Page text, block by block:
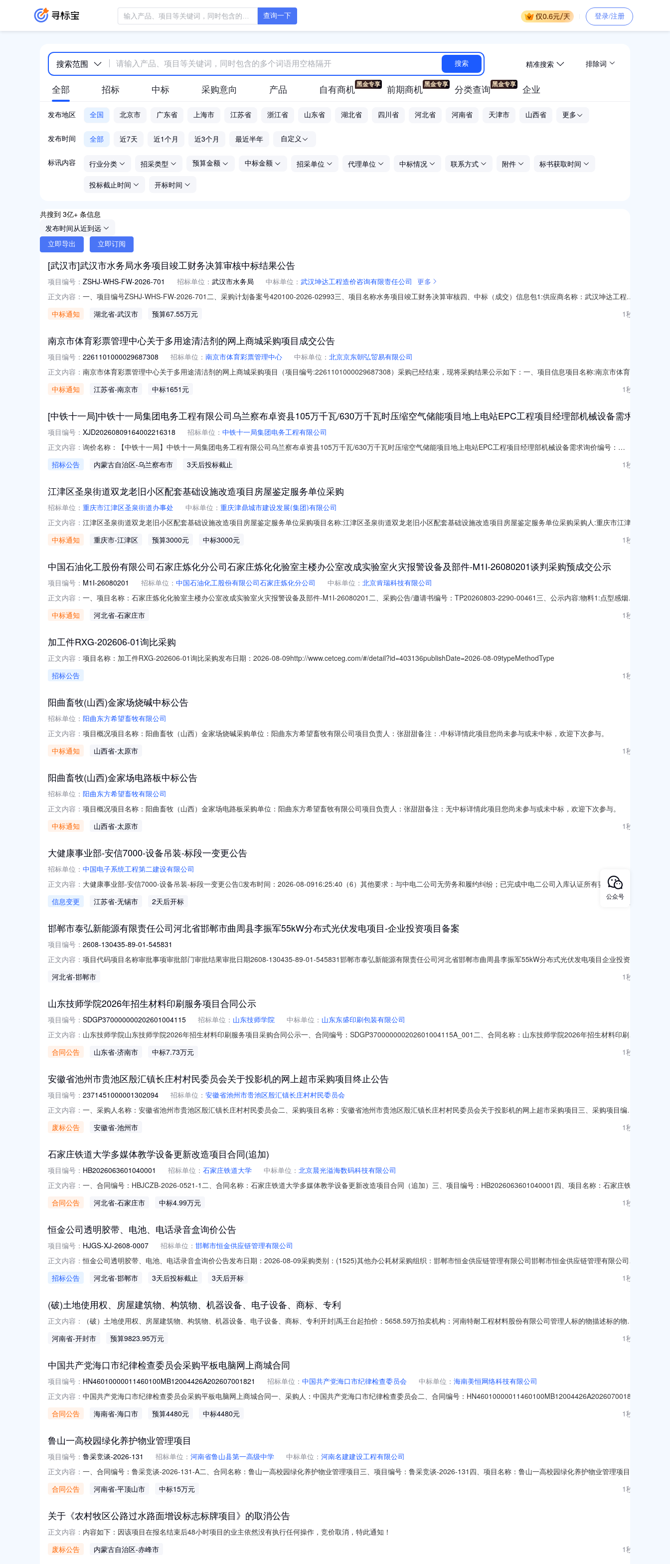
查询一下 登录/注册
搜索范围 搜索 精准搜索 排除词
全部 招标 中标 采购意向 产品 自有商机 前期商机 分类查询 企业
发布地区 全国 北京市 广东省 上海市 江苏省 浙江省 山东省 湖北省 四川省 河北省 河南省 天津市 山西省 更多
发布时间 全部 近7天 近1个月 近3个月 最近半年 自定义
标讯内容 行业分类 招采类型 预算金额 中标金额 招采单位 代理单位 中标情况 联系方式 附件 标书获取时间
投标截止时间 开标时间
共搜到 3亿+ 条信息
发布时间从近到远
立即导出 立即订阅
[武汉市]武汉市水务局水务项目竣工财务决算审核中标结果公告
项目编号： ZSHJ-WHS-FW-2026-701 招标单位： 武汉市水务局 中标单位： 武汉坤达工程造价咨询有限责任公司 更多
正文内容： 一、项目编号ZSHJ-WHS-FW-2026-701二、采购计划备案号420100-2026-02993三、项目名称水务项目竣工财务决算审核四、中标（成交）信息包1:供应商名称：武汉坤达工程造
法:88.30分包2:供应商名称：武汉博信联合会计师事务所(联合体：湖北江驰量衡建设项目管理有限公司)供应商地址：湖北省武汉市江岸区黄石路汉港大厦19-D室
中标通知 湖北省-武汉市 预算67.55万元 1秒前
南京市体育彩票管理中心关于多用途清洁剂的网上商城采购项目成交公告
项目编号： 2261101000029687308 招标单位： 南京市体育彩票管理中心 中标单位： 北京京东朝弘贸易有限公司
正文内容： 南京市体育彩票管理中心关于多用途清洁剂的网上商城采购项目（项目编号:2261101000029687308）采购已经结束，现将采购结果公示如下：一、项目信息项目名称:南京市体育彩
码:320199项目所在行政区划名称:南京市本级报价起止时间:-二、采购单位信息采购单位名称:南京市体育彩票管理中心采购单位地址:/采购单位联系人和联系方式:采购单位统
中标通知 江苏省-南京市 中标1651元 1秒前
[中铁十一局]中铁十一局集团电务工程有限公司乌兰察布卓资县105万千瓦/630万千瓦时压缩空气储能项目地上电站EPC工程项目经理部机械设备需求
项目编号： XJD20260809164002216318 招标单位： 中铁十一局集团电务工程有限公司
正文内容： 询价名称：【中铁十一局】中铁十一局集团电务工程有限公司乌兰察布卓资县105万千瓦/630万千瓦时压缩空气储能项目地上电站EPC工程项目经理部机械设备需求询价编号：
08-0916:54:10报价截止时间：2026-08-1223:59:59
招标公告 内蒙古自治区-乌兰察布市 3天后投标截止 1秒前
江津区圣泉街道双龙老旧小区配套基础设施改造项目房屋鉴定服务单位采购
招标单位： 重庆市江津区圣泉街道办事处 中标单位： 重庆津鼎城市建设发展(集团)有限公司
正文内容： 江津区圣泉街道双龙老旧小区配套基础设施改造项目房屋鉴定服务单位采购项目名称:江津区圣泉街道双龙老旧小区配套基础设施改造项目房屋鉴定服务单位采购采购人:重庆市江津区
测所需服务类型:检验检测服务，建设工程质量检测服务金额:￥3,000.00元金额说明:该服务采购价为0.3万元，中选中介机构的报价即为合同价格。选取时间:2026-07-3113:00
中标通知 重庆市-江津区 预算3000元 中标3000元 1秒前
中国石油化工股份有限公司石家庄炼化分公司石家庄炼化化验室主楼办公室改成实验室火灾报警设备及部件-M1I-26080201谈判采购预成交公示
项目编号： M1I-26080201 招标单位： 中国石油化工股份有限公司石家庄炼化分公司 中标单位： 北京肯瑞科技有限公司
正文内容： 一、项目名称：石家庄炼化化验室主楼办公室改成实验室火灾报警设备及部件-M1I-26080201二、采购公告/邀请书编号：TP20260803-2290-00461三、公示内容:物料1:点型感烟火
4/42026-07-303石家庄友邦科技有限公司备选供应商4/42026-07-304徐州市淮海消防器材有限公司备选供应商4/42026-
中标通知 河北省-石家庄市 1秒前
加工件RXG-202606-01询比采购
正文内容： 项目名称：加工件RXG-202606-01询比采购发布日期：2026-08-09http://www.cetceg.com/#/detail?id=403136publishDate=2026-08-09typeMethodType
招标公告
1秒前
阳曲畜牧(山西)金家场烧碱中标公告
招标单位： 阳曲东方希望畜牧有限公司
正文内容： 项目概况项目名称：阳曲畜牧（山西）金家场烧碱采购单位：阳曲东方希望畜牧有限公司项目负责人：张甜甜备注：.中标详情此项目您尚未参与或未中标，欢迎下次参与。
中标通知
山西省-太原市 1秒前
阳曲畜牧(山西)金家场电路板中标公告
招标单位： 阳曲东方希望畜牧有限公司
正文内容： 项目概况项目名称：阳曲畜牧（山西）金家场电路板采购单位：阳曲东方希望畜牧有限公司项目负责人：张甜甜备注：无中标详情此项目您尚未参与或未中标，欢迎下次参与。
中标通知
山西省-太原市 1秒前
大健康事业部-安信7000-设备吊装-标段一变更公告
招标单位： 中国电子系统工程第二建设有限公司
正文内容： 大健康事业部-安信7000-设备吊装-标段一变更公告发布时间：2026-08-0916:25:40（6）其他要求：与中电二公司无劳务和履约纠纷；已完成中电二公司入库认证所有要求的供应
商。3.2供应商不得存在下列情形之一：（1）处于被责令停产停业、暂扣或者吊销执照、暂扣或者吊销许可证、吊销资质证书状态；（2）进入清算程序，或被宣告破产，或其他丧失
履约能力的情形；（3）其他：/3.3本次采购不接受联合体。联合体参加谈判采购活动的，联合体应满足本条第3.1款规定的要求，且联合体各方均不得存在本条第3.2款规定的情形。
信息变更 江苏省-无锡市 2天后开标 1秒前
邯郸市泰弘新能源有限责任公司河北省邯郸市曲周县李振军55kW分布式光伏发电项目-企业投资项目备案
项目编号： 2608-130435-89-01-545831
正文内容： 项目代码项目名称审批事项审批部门审批结果审批日期2608-130435-89-01-545831邯郸市泰弘新能源有限责任公司河北省邯郸市曲周县李振军55kW分布式光伏发电项目企业投资项
河北省-邯郸市 1秒前
山东技师学院2026年招生材料印刷服务项目合同公示
项目编号： SDGP370000000202601004115 招标单位： 山东技师学院 中标单位： 山东东盛印刷包装有限公司
正文内容： 山东技师学院山东技师学院2026年招生材料印刷服务项目采购合同公示一、合同编号：SDGP370000000202601004115A_001二、合同名称：山东技师学院2026年招生材料印刷服
东路2号联系方式：17515315679供应商（乙方）：山东东盛印刷包装有限公司地址：山东省济南市历城区荷花街道裕华路中段27号联系方式：15066
合同公告 山东省-济南市 中标7.73万元 1秒前
安徽省池州市贵池区殷汇镇长庄村村民委员会关于投影机的网上超市采购项目终止公告
项目编号： 2371451000001302094 招标单位： 安徽省池州市贵池区殷汇镇长庄村村民委员会
正文内容： 一、采购人名称：安徽省池州市贵池区殷汇镇长庄村村民委员会二、采购项目名称：安徽省池州市贵池区殷汇镇长庄村村民委员会关于投影机的网上超市采购项目三、采购项目编
1、采购人名称：安徽省池州市贵池区殷汇镇长庄村村民委员会地址：/传真：2、同级政府采购监督管理部门名称：联系人：监督投诉电话：传真：地址：
废标公告 安徽省-池州市 1秒前
石家庄铁道大学多媒体教学设备更新改造项目合同(追加)
项目编号： HB2026063601040001 招标单位： 石家庄铁道大学 中标单位： 北京晨光溢海数码科技有限公司
正文内容： 一、合同编号：HBJCZB-2026-0521-1二、合同名称：石家庄铁道大学多媒体教学设备更新改造项目合同（追加）三、项目编号：HB2026063601040001四、项目名称：石家庄铁道
数码科技有限公司地址：北京市昌平区北清路1号院超级合生汇写字楼2号楼1005联系方式：0311-82288000六、合同主要信息主要标的名称：详见合同规格型号
合同公告 河北省-石家庄市 中标4.99万元 1秒前
恒金公司透明胶带、电池、电话录音盒询价公告
项目编号： HJGS-XJ-2608-0007 招标单位： 邯郸市恒金供应链管理有限公司
正文内容： 恒金公司透明胶带、电池、电话录音盒询价公告发布日期：2026-08-09采购类别：(1525)其他办公耗材采购组织：邯郸市恒金供应链管理有限公司邯郸市恒金供应链管理有限公司就
名：恒金公司透明胶带、电池、电话录音盒交货地点和时间：按实际订单地址发货物资名称及数量：请点击左下角物资明细表查看。二、投标人资格要求：投标须知供应商在参与招
招标公告 河北省-邯郸市 3天后投标截止 3天后开标 1秒前
(破)土地使用权、房屋建筑物、构筑物、机器设备、电子设备、商标、专利
正文内容：
（破）土地使用权、房屋建筑物、构筑物、机器设备、电子设备、商标、专利开封|禹王台起拍价：5658.59万拍卖机构：河南特耐工程材料股份有限公司管理人标的物描述标的物包
关附件下载：合并破产裁定书.pdf相关附件下载：合并破产指定管理人决定书.pdf
河南省-开封市 预算9823.95万元 1秒前
中国共产党海口市纪律检查委员会采购平板电脑网上商城合同
项目编号： HN46010000011460100MB12004426A202607001821 招标单位： 中国共产党海口市纪律检查委员会 中标单位： 海南美恒网络科技有限公司
正文内容： 中国共产党海口市纪律检查委员会采购平板电脑网上商城合同一、采购人：中国共产党海口市纪律检查委员会二、合同编号：HN46010000011460100MB12004426A202607001821
HarmonyOS8GB品牌：华为/Huawei数量：1五、中标、成交供应商：海南美恒网络科技有限公司地址：海南省海口市美兰区国兴大道3号互联网金融大厦A栋28层
合同公告 海南省-海口市 预算4480元 中标4480元 1秒前
鲁山一高校园绿化养护物业管理项目
项目编号： 鲁采竞谈-2026-131 招标单位： 河南省鲁山县第一高级中学 中标单位： 河南名建建设工程有限公司
正文内容： 一、合同编号：鲁采竞谈-2026-131-A二、合同名称：鲁山一高校园绿化养护物业管理项目三、项目编号：鲁采竞谈-2026-131四、项目名称：鲁山一高校园绿化养护物业管理项目
模：小型地址：鲁山县联系人：王朋涛联系方式：18937553137六、合同主要信息1、合同金额：149952元2、采购方式：竞争性谈判3、履约期限、地点等简要信息：履约期限
合同公告 河南省-平顶山市 中标15万元 1秒前
关于《农村牧区公路过水路面增设标志标牌项目》的取消公告
正文内容： 内容如下：因该项目在报名结束后48小时项目的业主依然没有执行任何操作，竞价取消，特此通知！
废标公告
内蒙古自治区-赤峰市 1秒前
公众号